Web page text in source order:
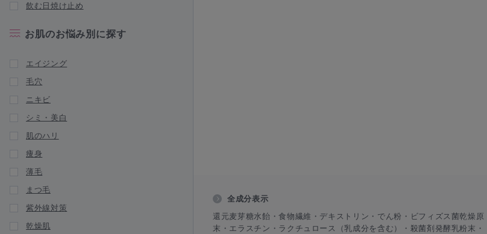
Dシリーズ（デオドラントシリーズ）
ENVIRON（エンビロン）
GAUDISKIN（ガウディスキン）
HERRAS JAPAN（ヘラス ジャパン）
igendo（医源堂）
Jan MARINI（ジャンマリーニ スキンリ
サーチ）
infact（インファクト）
JUJIN（十仁）
LA ROCHE POSAY（ラ ロッシュ ポ
ゼ）
新商品が入荷されました
飲む日焼け止め
お肌のお悩み別に探す
エイジング
毛穴
ニキビ
シミ・美白
肌のハリ
痩身
薄毛
まつ毛
紫外線対策
乾燥肌
全成分表示
還元麦芽糖水飴・食物繊維・デキストリン・でん粉・ビフィズス菌乾燥原
末・エラスチン・ラクチュロース（乳成分を含む）・殺菌剤発酵乳粉末・